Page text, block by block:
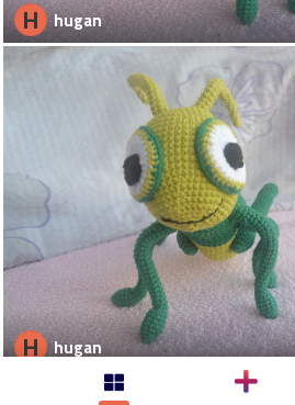
H hugan
H hugan